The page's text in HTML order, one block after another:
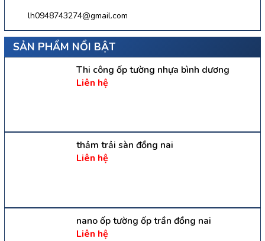
lh0948743274@gmail.com
SẢN PHẨM NỔI BẬT
Thi công ốp tường nhựa bình dương
Liên hệ
thảm trải sàn đồng nai
Liên hệ
nano ốp tường ốp trần đồng nai
Liên hệ